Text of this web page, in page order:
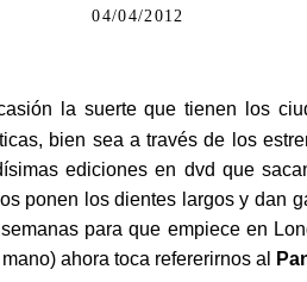
04/04/2012
la suerte que tienen los
bien sea a través de los
ediciones en dvd que
ponen los dientes largos y dan
para que empiece en
ahora toca refererirnos al